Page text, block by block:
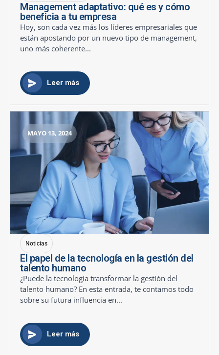
Management adaptativo: qué es y cómo
beneficia a tu empresa
Hoy, son cada vez más los líderes empresariales que
están apostando por un nuevo tipo de management,
uno más coherente...
Leer más
MAYO 13, 2024
Noticias
El papel de la tecnología en la gestión del
talento humano
¿Puede la tecnología transformar la gestión del
talento humano? En esta entrada, te contamos todo
sobre su futura influencia en...
Leer más